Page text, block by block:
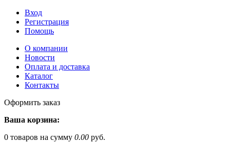
Вход
Регистрация
Помощь
О компании
Новости
Оплата и доставка
Каталог
Контакты
Оформить заказ
Ваша корзина:
0 товаров на сумму 0.00 руб.